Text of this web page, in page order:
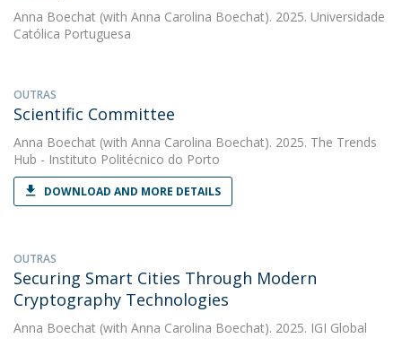
Anna Boechat (with Anna Carolina Boechat). 2025. Universidade
Católica Portuguesa
OUTRAS
Scientific Committee
Anna Boechat (with Anna Carolina Boechat). 2025. The Trends
Hub - Instituto Politécnico do Porto
DOWNLOAD AND MORE DETAILS
OUTRAS
Securing Smart Cities Through Modern
Cryptography Technologies
Anna Boechat (with Anna Carolina Boechat). 2025. IGI Global